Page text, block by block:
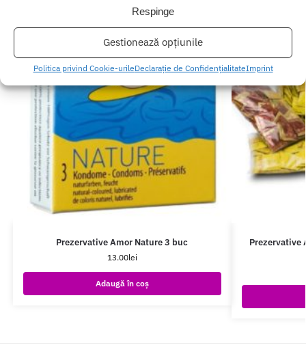
Respinge
Gestionează opțiunile
Politica privind Cookie-urileDeclarație de ConfidențialitateImprint
Prezervative Amor Nature 3 buc
13.00lei
Adaugă în coș
Prezervative